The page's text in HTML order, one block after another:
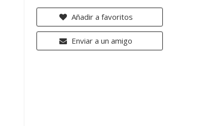
Añadir a favoritos
Enviar a un amigo